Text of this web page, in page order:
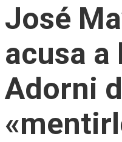
José
acusa a
Adorni